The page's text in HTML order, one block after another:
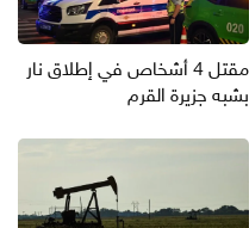
مقتل 4 أشخاص في إطلاق نار
بشبه جزيرة القرم